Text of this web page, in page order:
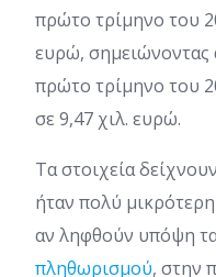
πρώτο τρίμηνο του
ευρώ, σημειώνοντας
πρώτο τρίμηνο του
σε 9,47 χιλ. ευρώ.
Τα στοιχεία
ήταν πολύ
αν ληφθούν υπόψη
πληθωρισμού, στην